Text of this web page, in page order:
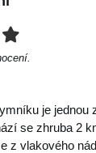
je jednou
se zhruba 2
z vlakového